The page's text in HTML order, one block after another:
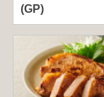
(GP)